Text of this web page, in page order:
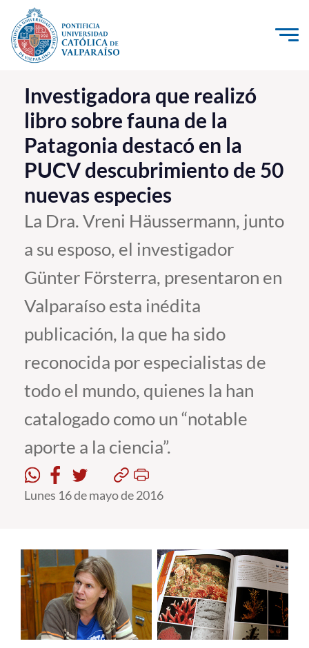
Click acá para ir directamente al contenido
La Universidad
Investigación, Creación e Innovación
PUCV Internacional
Vinculación con el Medio
Admisión
Pregrado
Postgrado
Formación Continua
Estudiantes
Académicos
Funcionarios
Alumni
English
Investigadora que realizó
libro sobre fauna de la
Patagonia destacó en la
PUCV descubrimiento de 50
nuevas especies
La Dra. Vreni Häussermann, junto
a su esposo, el investigador
Günter Försterra, presentaron en
Valparaíso esta inédita
publicación, la que ha sido
reconocida por especialistas de
todo el mundo, quienes la han
catalogado como un “notable
aporte a la ciencia”.
Lunes 16 de mayo de 2016